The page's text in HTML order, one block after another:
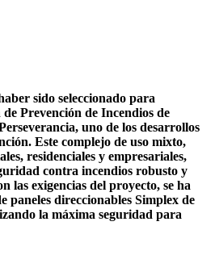
sido seleccionado para
Prevención de Incendios de
uno de los desarrollos
Este complejo de uso mixto,
residenciales y empresariales,
contra incendios robusto y
las exigencias del proyecto, se ha
paneles direccionables Simplex de
la máxima seguridad para